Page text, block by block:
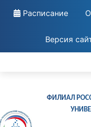
Расписание
Версия
ФИЛИАЛ